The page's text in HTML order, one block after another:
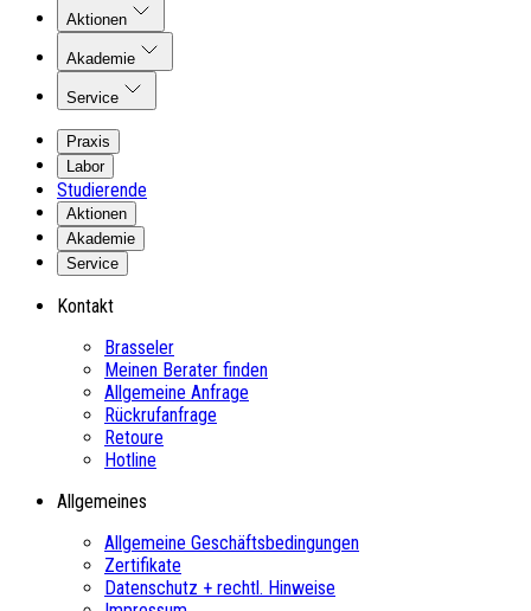
Aktionen
Akademie
Service
Praxis
Labor
Studierende
Aktionen
Akademie
Service
Kontakt
Brasseler
Meinen Berater finden
Allgemeine Anfrage
Rückrufanfrage
Retoure
Hotline
Allgemeines
Allgemeine Geschäftsbedingungen
Zertifikate
Datenschutz + rechtl. Hinweise